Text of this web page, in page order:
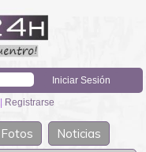
| Registrarse
Fotos
Noticias